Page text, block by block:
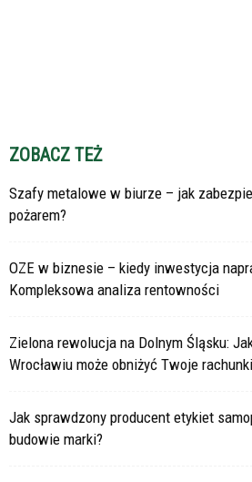
ZOBACZ TEŻ
Szafy metalowe w biurze – jak
pożarem?
OZE w biznesie – kiedy inwestycja
Kompleksowa analiza rentowności
Zielona rewolucja na Dolnym Śląsku:
Wrocławiu może obniżyć Twoje
Jak sprawdzony producent etykiet
budowie marki?